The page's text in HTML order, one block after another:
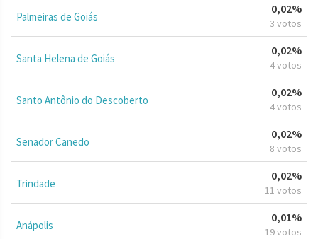
Palmeiras de Goiás
0,02%
3 votos
Santa Helena de Goiás
0,02%
4 votos
Santo Antônio do Descoberto
0,02%
4 votos
Senador Canedo
0,02%
8 votos
Trindade
0,02%
11 votos
Anápolis
0,01%
19 votos